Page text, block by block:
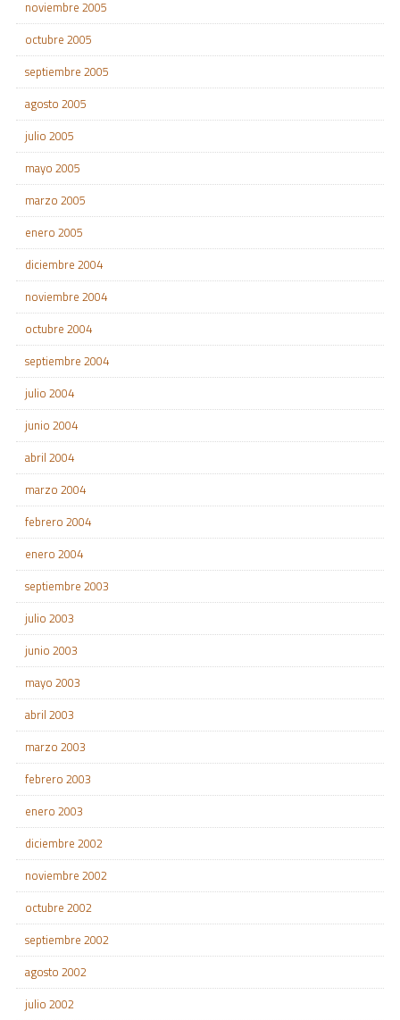
noviembre 2005
octubre 2005
septiembre 2005
agosto 2005
julio 2005
mayo 2005
marzo 2005
enero 2005
diciembre 2004
noviembre 2004
octubre 2004
septiembre 2004
julio 2004
junio 2004
abril 2004
marzo 2004
febrero 2004
enero 2004
septiembre 2003
julio 2003
junio 2003
mayo 2003
abril 2003
marzo 2003
febrero 2003
enero 2003
diciembre 2002
noviembre 2002
octubre 2002
septiembre 2002
agosto 2002
julio 2002